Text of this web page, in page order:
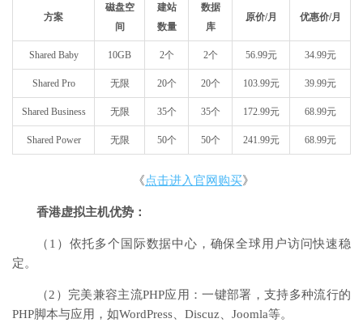
方案
磁盘空
间
建站
数量
数据
库
原价/月 优惠价/月
Shared Baby 10GB 2个 2个 56.99元 34.99元
Shared Pro 无限 20个 20个 103.99元 39.99元
Shared Business 无限 35个 35个 172.99元 68.99元
Shared Power 无限 50个 50个 241.99元 68.99元
《点击进入官网购买》
香港虚拟主机优势：
（1）依托多个国际数据中心，确保全球用户访问快速稳
定。
（2）完美兼容主流PHP应用：一键部署，支持多种流行的
PHP脚本与应用，如WordPress、Discuz、Joomla等。